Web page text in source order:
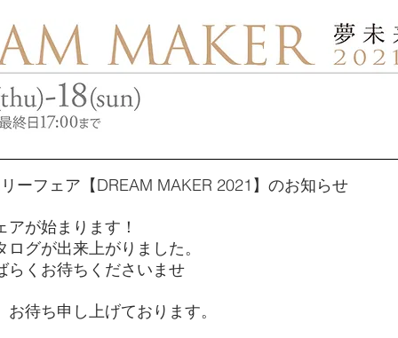
ーフェア【DREAM MAKER 2021】のお知らせ
が始まります！
グが出来上がりました。
らくお待ちくださいませ
待ち申し上げております。